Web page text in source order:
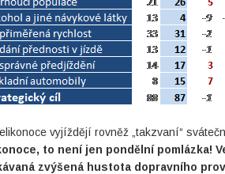
vyjíždějí rovněž „takzvaní“
to není jen pondělní pomlázka!
zvýšená hustota dopravního